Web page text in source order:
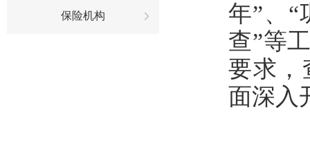
保险机构
年”、“
查”等
要求，
面深入